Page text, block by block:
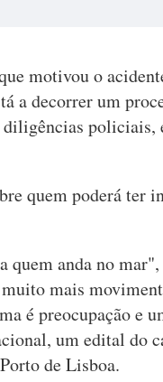
motivou o
a decorrer um
diligências policiais,
quem poderá ter
quem anda no
mais
é preocupação e
um edital do
de Lisboa.